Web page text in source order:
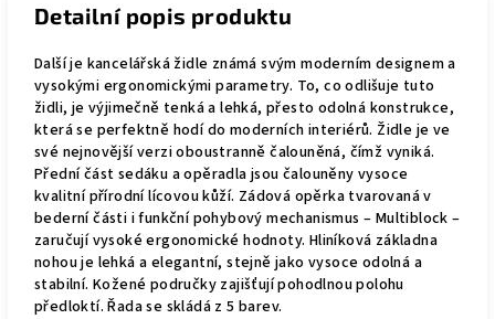
Detailní popis produktu
Další je kancelářská židle známá svým moderním designem a
vysokými ergonomickými parametry. To, co odlišuje tuto
židli, je výjimečně tenká a lehká, přesto odolná konstrukce,
která se perfektně hodí do moderních interiérů. Židle je ve
své nejnovější verzi oboustranně čalouněná, čímž vyniká.
Přední část sedáku a opěradla jsou čalouněny vysoce
kvalitní přírodní lícovou kůží. Zádová opěrka tvarovaná v
bederní části i funkční pohybový mechanismus – Multiblock –
zaručují vysoké ergonomické hodnoty. Hliníková základna
nohou je lehká a elegantní, stejně jako vysoce odolná a
stabilní. Kožené područky zajišťují pohodlnou polohu
předloktí. Řada se skládá z 5 barev.